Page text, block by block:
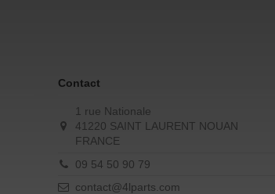
Contact
1 rue Nationale
41220 SAINT LAURENT NOUAN
FRANCE
09 54 50 90 79
contact@4lparts.com